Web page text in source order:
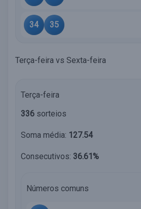
34 35
Terça-feira vs Sexta-feira
Terça-feira
336 sorteios
Soma média: 127.54
Consecutivos: 36.61%
Números comuns